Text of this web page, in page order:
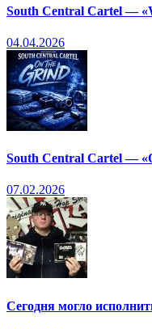
South Central Cartel —
04.04.2026
South Central Cartel —
07.02.2026
Сегодня могло